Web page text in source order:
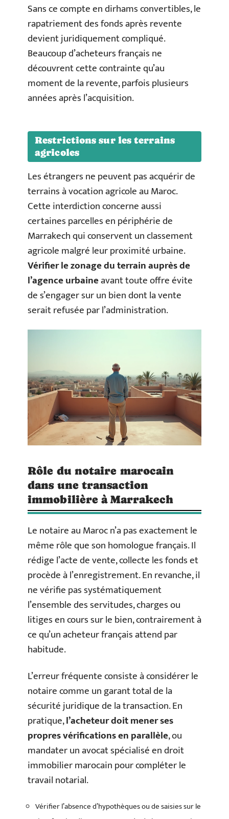
Sans ce compte en dirhams convertibles, le
rapatriement des fonds après revente
devient juridiquement compliqué.
Beaucoup d’acheteurs français ne
découvrent cette contrainte qu’au
moment de la revente, parfois plusieurs
années après l’acquisition.
Restrictions sur les terrains
agricoles
Les étrangers ne peuvent pas acquérir de
terrains à vocation agricole au Maroc.
Cette interdiction concerne aussi
certaines parcelles en périphérie de
Marrakech qui conservent un classement
agricole malgré leur proximité urbaine.
Vérifier le zonage du terrain auprès de
l’agence urbaineavant toute offre évite
de s’engager sur un bien dont la vente
serait refusée par l’administration.
Rôle du notaire marocain
dans une transaction
immobilière à Marrakech
Le notaire au Maroc n’a pas exactement le
même rôle que son homologue français. Il
rédige l’acte de vente, collecte les fonds et
procède à l’enregistrement. En revanche, il
ne vérifie pas systématiquement
l’ensemble des servitudes, charges ou
litiges en cours sur le bien, contrairement à
ce qu’un acheteur français attend par
habitude.
L’erreur fréquente consiste à considérer le
notaire comme un garant total de la
sécurité juridique de la transaction. En
pratique,l’acheteur doit mener ses
propres vérifications en parallèle, ou
mandater un avocat spécialisé en droit
immobilier marocain pour compléter le
travail notarial.
Vérifier l’absence d’hypothèques ou de saisies sur le